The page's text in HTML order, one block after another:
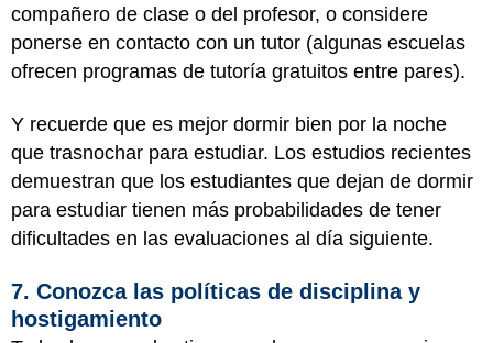
compañero de clase o del profesor, o considere
ponerse en contacto con un tutor (algunas escuelas
ofrecen programas de tutoría gratuitos entre pares).
Y recuerde que es mejor dormir bien por la noche
que trasnochar para estudiar. Los estudios recientes
demuestran que los estudiantes que dejan de dormir
para estudiar tienen más probabilidades de tener
dificultades en las evaluaciones al día siguiente.
7. Conozca las políticas de disciplina y
hostigamiento